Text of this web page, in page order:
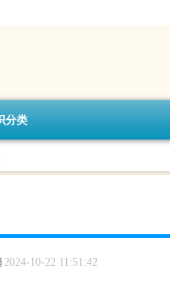
分类
2024-10-22 11:51:42